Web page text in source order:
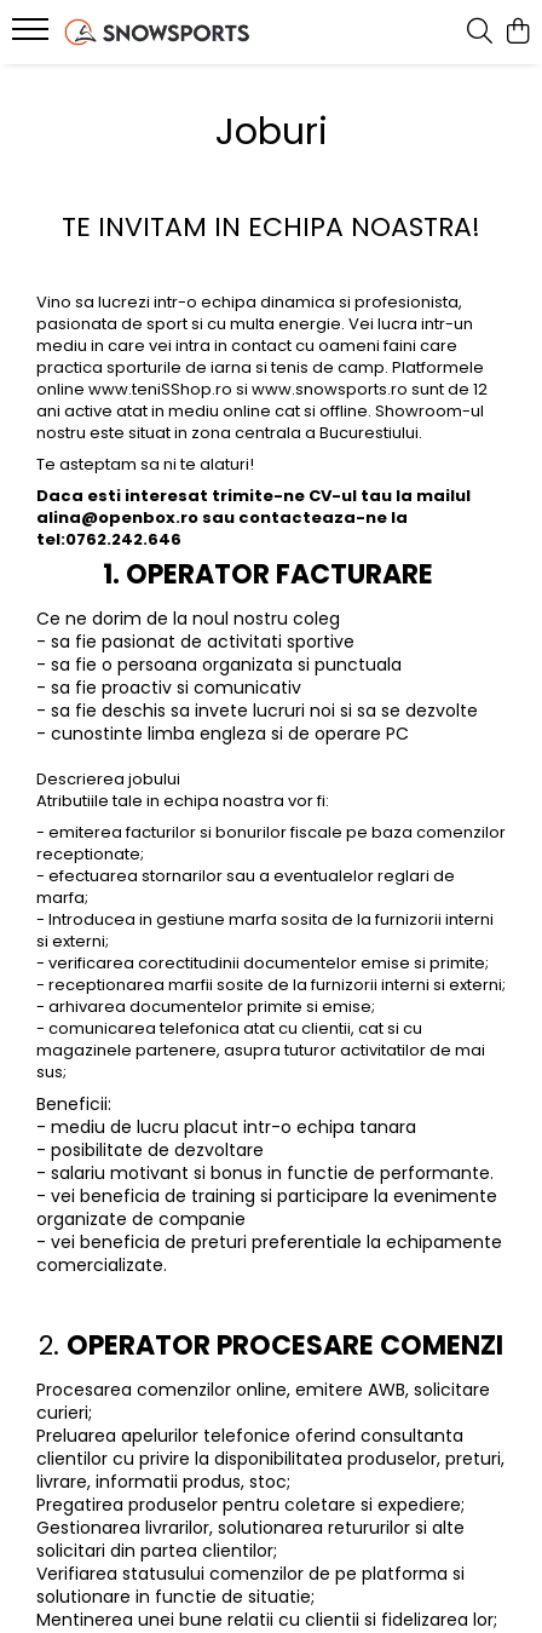
Accesorii snowboard
Bete ski
Mid layer
Manusi
Sosete Snow
Caciuli
Cagule
Neck-uri
Hanorace
Tricouri
Pantaloni outdoor
Sosete Outdoor
Curele
Sepci
Bustiere
Underwear
Rucsacuri
Protectii
Branturi
Incalzitoare
Intretinere echipament
Accesorii incaltaminte
Accesorii personalizare
Pantaloni MTB
Service ski & snowboardJoburi
TE INVITAM IN ECHIPA NOASTRA!
Vino sa lucrezi intr-o echipa dinamica si profesionista,
pasionata de sport si cu multa energie. Vei lucra intr-un
mediu in care vei intra in contact cu oameni faini care
practica sporturile de iarna si tenis de camp. Platformele
online www.teniSShop.ro si www.snowsports.ro sunt de 12
ani active atat in mediu online cat si offline. Showroom-ul
nostru este situat in zona centrala a Bucurestiului.
Te asteptam sa ni te alaturi!
Daca esti interesat trimite-ne CV-ul tau la mailul
alina@openbox.ro sau contacteaza-ne la
tel:0762.242.646
1. OPERATOR FACTURARE
Ce ne dorim de la noul nostru coleg
- sa fie pasionat de activitati sportive
- sa fie o persoana organizata si punctuala
- sa fie proactiv si comunicativ
- sa fie deschis sa invete lucruri noi si sa se dezvolte
- cunostinte limba engleza si de operare PC
Descrierea jobului
Atributiile tale in echipa noastra vor fi:
- emiterea facturilor si bonurilor fiscale pe baza comenzilor
receptionate;
- efectuarea stornarilor sau a eventualelor reglari de
marfa;
- Introducea in gestiune marfa sosita de la furnizorii interni
si externi;
- verificarea corectitudinii documentelor emise si primite;
- receptionarea marfii sosite de la furnizorii interni si externi;
- arhivarea documentelor primite si emise;
- comunicarea telefonica atat cu clientii, cat si cu
magazinele partenere, asupra tuturor activitatilor de mai
sus;
Beneficii:
- mediu de lucru placut intr-o echipa tanara
- posibilitate de dezvoltare
- salariu motivant si bonus in functie de performante.
- vei beneficia de training si participare la evenimente
organizate de companie
- vei beneficia de preturi preferentiale la echipamente
comercializate.
2. OPERATOR PROCESARE COMENZI
Procesarea comenzilor online, emitere AWB, solicitare
curieri;
Preluarea apelurilor telefonice oferind consultanta
clientilor cu privire la disponibilitatea produselor, preturi,
livrare, informatii produs, stoc;
Pregatirea produselor pentru coletare si expediere;
Gestionarea livrarilor, solutionarea retururilor si alte
solicitari din partea clientilor;
Verifiarea statusului comenzilor de pe platforma si
solutionare in functie de situatie;
Mentinerea unei bune relatii cu clientii si fidelizarea lor;